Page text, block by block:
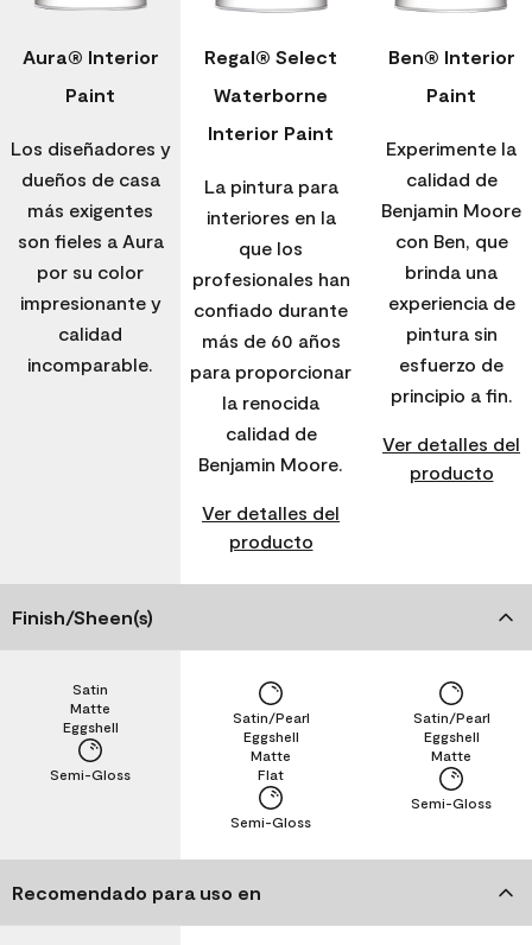
Aura® Interior
Paint
Los diseñadores y
dueños de casa
más exigentes
son fieles a Aura
por su color
impresionante y
calidad
incomparable.
Regal® Select
Waterborne
Interior Paint
La pintura para
interiores en la
que los
profesionales han
confiado durante
más de 60 años
para proporcionar
la renocida
calidad de
Benjamin Moore.
Ver detalles del
producto
Ben® Interior
Paint
Experimente la
calidad de
Benjamin Moore
con Ben, que
brinda una
experiencia de
pintura sin
esfuerzo de
principio a fin.
Ver detalles del
producto
Finish/Sheen(s)
Semi-Gloss
Eggshell
Matte
Satin
Semi-Gloss
Flat
Matte
Eggshell
Satin/Pearl
Semi-Gloss
Matte
Eggshell
Satin/Pearl
Recomendado para uso en